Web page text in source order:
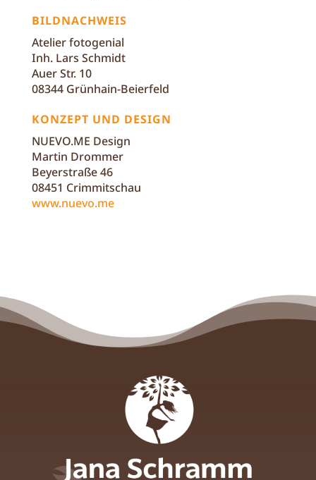
BILDNACHWEIS
Atelier fotogenial
Inh. Lars Schmidt
Auer Str. 10
08344 Grünhain-Beierfeld
KONZEPT UND DESIGN
NUEVO.ME Design
Martin Drommer
Beyerstraße 46
08451 Crimmitschau
www.nuevo.me